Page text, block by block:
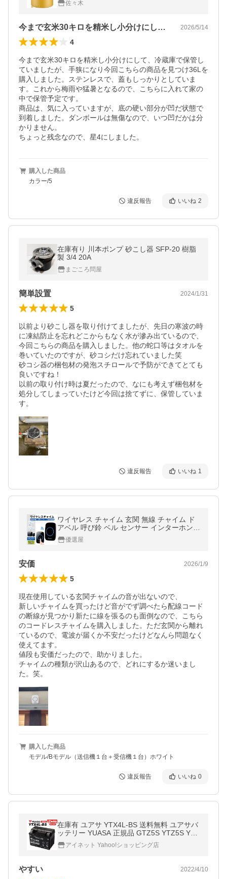
佐々木
今まで玄米30キロを精米し小分けにして… 2026/5/14
4
今まで玄米30キロを精米し小分けにして、冷蔵庫で保管し
ていましたが、手狭になり今回こちらの商品を見つけ36Lを
購入しました。ステンレスで、蓋もしっかりとしていま
す。これから梅雨や猛暑となるので、こちらに入れて家の
中で保管予定です。
商品は、気に入っていますが、底の硬い部分が凹だ状態で
到着しました。ダンボールは無傷なので、いつ凹だかは分
かりません。
購入した商品
カラー/5
違反報告 いいね 2
在庫有り 川本ポンプ 砂こし器 SFP-20 樹脂
製 3/4 20A
まごころ問屋
簡単設置 2024/1/31
5
以前より砂こし器を取り付けてましたが、先日の寒波の時
に凍結防止を忘れどこからもなく水が滲み出ているので、
今回こちらの商品を購入しました。他の蛇口等はタオルを
巻いていたのですが、砂コシだけ忘れていました笑
砂コシ器の梱包材の発泡スチロールで予防ができてとても
良いですね！
以前の取り付け時は夏だったので、なにも考えず梱包材を
処分してしまっていたけど今回は捨てずに、保管していま
す。
違反報告 いいね 1
ワイヤレス チャイム 玄関 無線 チャイム ド
アベル 呼び鈴 ベル センサー インターホン
防水 受信機 2台 受信機 おしゃれ 介護 高齢
者 交換 ピンポン 大きい音
優選屋
安価 2026/1/9
5
現在使用している玄関チャイムの音が出ないので、
新しいチャイムを買ったけど音がでず調べたら配線コード
の断線が見つかり新たに線を張るのも面倒なので、こちら
のコードレスチャイムを購入しました。ただ玄関から離れ
ているので、電波が届くか不安だったけどなんら問題なく
使えてます。
値段も安価だったので、助かりました。
チャイムの種類が沢山あるので、どれにするか迷いまし
購入した商品
モデル/Bモデル（送信機１台＋受信機１台）ホワイト
違反報告 いいね 0
在庫有 ユアサ YTX4L-BS 送料無料 ユアサバ
ッテリー YUASA 正規品 GTZ5S YTZ5S YT4
L-BS YT4LBS FT4L-BS 4L-BS 古河ユアサバ
ッテリー 互換 純正 2年保証
アイネット Yahoo!ショッピング店
やすい 2022/4/10